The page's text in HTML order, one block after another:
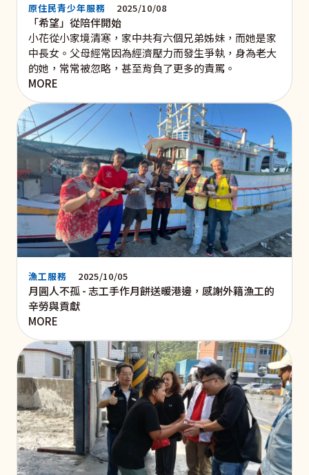
原住民青少年服務 2025/10/08
「希望」從陪伴開始
小花從小家境清寒，家中共有六個兄弟姊妹，而她是家
中長女。父母經常因為經濟壓力而發生爭執，身為老大
的她，常常被忽略，甚至背負了更多的責罵。
MORE
漁工服務 2025/10/05
月圓人不孤 - 志工手作月餅送暖港邊，感謝外籍漁工的
辛勞與貢獻
MORE